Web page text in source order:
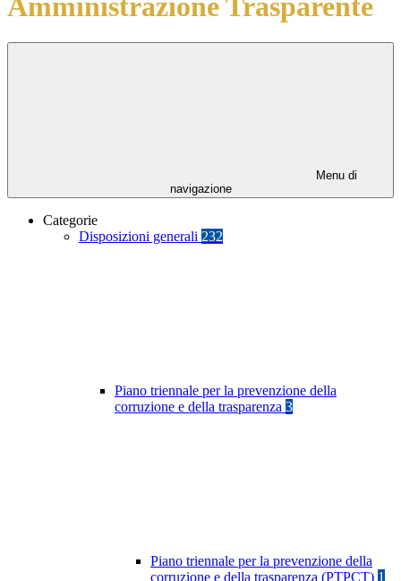
Menu di
navigazione
Categorie
Disposizioni generali 232
Piano triennale per la prevenzione della
corruzione e della trasparenza 3
Piano triennale per la prevenzione della
corruzione e della trasparenza (PTPCT) 1